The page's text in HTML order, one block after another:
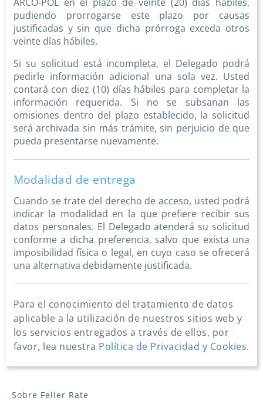
pudiendo prorrogarse este plazo por causas
justificadas y sin que dicha prórroga exceda otros
veinte días hábiles.
Si su solicitud está incompleta, el Delegado podrá
pedirle información adicional una sola vez. Usted
contará con diez (10) días hábiles para completar la
información requerida. Si no se subsanan las
omisiones dentro del plazo establecido, la solicitud
será archivada sin más trámite, sin perjuicio de que
pueda presentarse nuevamente.
Modalidad de entrega
Cuando se trate del derecho de acceso, usted podrá
indicar la modalidad en la que prefiere recibir sus
datos personales. El Delegado atenderá su solicitud
conforme a dicha preferencia, salvo que exista una
imposibilidad física o legal, en cuyo caso se ofrecerá
una alternativa debidamente justificada.
Para el conocimiento del tratamiento de datos
aplicable a la utilización de nuestros sitios web y
los servicios entregados a través de ellos, por
favor, lea nuestra Política de Privacidad y Cookies.
Sobre Feller Rate